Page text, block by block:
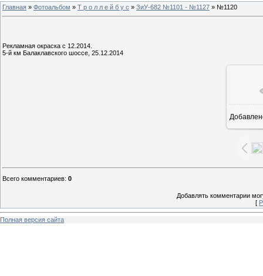
Главная » Фотоальбом » Т р о л л е й б у с » ЗиУ-682 №1101 - №1127 » №1120
Рекламная окраска с 12.2014.
5-й км Балаклавского шоссе, 25.12.2014
Всего комментариев: 0
Добавлять комментарии
[
Полная версия сайта